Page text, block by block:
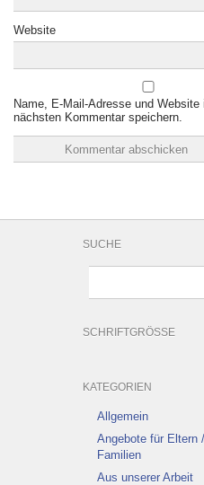
Website
Name, E-Mail-Adresse und
nächsten Kommentar speichern.
SUCHE
SCHRIFTGRÖSSE
KATEGORIEN
Allgemein
Angebote für Eltern /
Familien
Aus unserer Arbeit